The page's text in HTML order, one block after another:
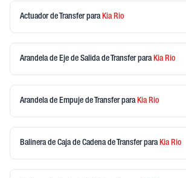
Actuador de Transferpara KiaRio
Arandela de Eje de Salida de Transferpara KiaRio
Arandela de Empuje de Transferpara KiaRio
Balinera de Caja de Cadena de Transferpara KiaRio